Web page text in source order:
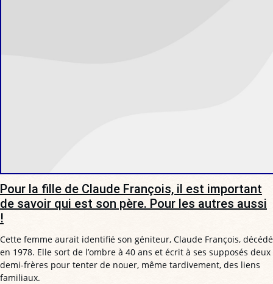
Pour la fille de Claude François, il est important
de savoir qui est son père. Pour les autres aussi
!
Cette femme aurait identifié son géniteur, Claude François, décédé
en 1978. Elle sort de l’ombre à 40 ans et écrit à ses supposés deux
demi-frères pour tenter de nouer, même tardivement, des liens
familiaux.